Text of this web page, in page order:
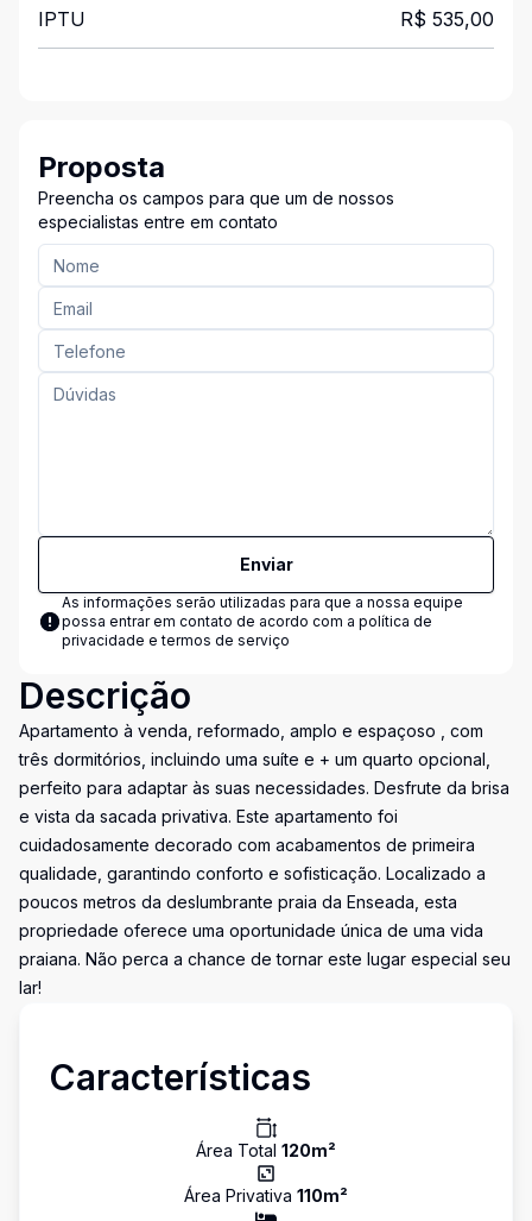
IPTU R$ 535,00
Proposta
Preencha os campos para que um de nossos
especialistas entre em contato
Enviar
As informações serão utilizadas para que a nossa equipe
possa entrar em contato de acordo com a política de
privacidade e termos de serviço
Descrição
Apartamento à venda, reformado, amplo e espaçoso , com
três dormitórios, incluindo uma suíte e + um quarto opcional,
perfeito para adaptar às suas necessidades. Desfrute da brisa
e vista da sacada privativa. Este apartamento foi
cuidadosamente decorado com acabamentos de primeira
qualidade, garantindo conforto e sofisticação. Localizado a
poucos metros da deslumbrante praia da Enseada, esta
propriedade oferece uma oportunidade única de uma vida
praiana. Não perca a chance de tornar este lugar especial seu
lar!
Características
Área Total 120m²
Área Privativa 110m²